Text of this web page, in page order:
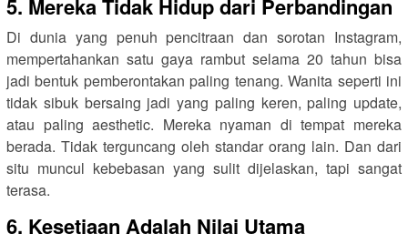
5. Mereka Tidak Hidup dari Perbandingan
Di dunia yang penuh pencitraan dan sorotan Instagram,
mempertahankan satu gaya rambut selama 20 tahun bisa
jadi bentuk pemberontakan paling tenang. Wanita seperti ini
tidak sibuk bersaing jadi yang paling keren, paling update,
atau paling aesthetic. Mereka nyaman di tempat mereka
berada. Tidak terguncang oleh standar orang lain. Dan dari
situ muncul kebebasan yang sulit dijelaskan, tapi sangat
terasa.
6. Kesetiaan Adalah Nilai Utama